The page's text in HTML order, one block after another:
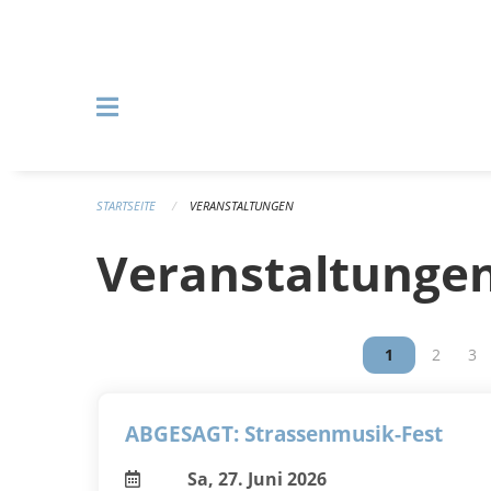
STARTSEITE VERANSTALTUNGEN
Vous êtes sur
1 Vous
2 3
ABGESAGT: Strassenmusik-Fest
Sa, 27. Juni 2026